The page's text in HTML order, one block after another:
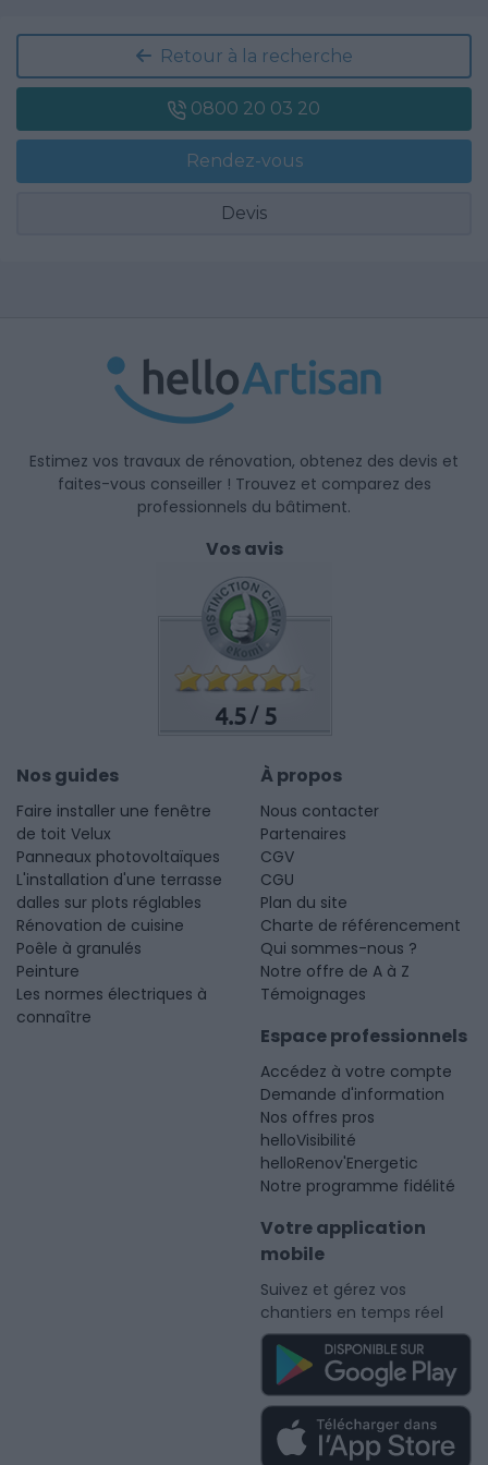
Retour à la recherche
0800 20 03 20
Rendez-vous
Devis
Estimez vos travaux de rénovation, obtenez des devis et
faites-vous conseiller ! Trouvez et comparez des
professionnels du bâtiment.
Vos avis
4.5 /5
Nos guides
Faire installer une fenêtre
de toit Velux
Panneaux photovoltaïques
L'installation d'une terrasse
dalles sur plots réglables
Rénovation de cuisine
Poêle à granulés
Peinture
Les normes électriques à
connaître
À propos
Nous contacter
Partenaires
CGV
CGU
Plan du site
Charte de référencement
Qui sommes-nous ?
Notre offre de A à Z
Témoignages
Espace professionnels
Accédez à votre compte
Demande d'information
Nos offres pros
helloVisibilité
helloRenov'Energetic
Notre programme fidélité
Votre application
mobile
Suivez et gérez vos
chantiers en temps réel